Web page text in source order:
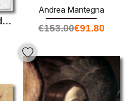
Andrea Mantegna
€153.00€91.80
La Presentazione della Vergine al Tempio